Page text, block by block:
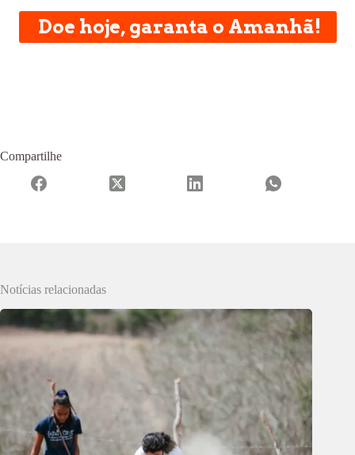
Doe hoje, garanta o Amanhã!
Compartilhe
Notícias relacionadas